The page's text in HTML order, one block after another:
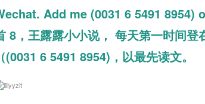
Add me (0031 6 5491
8，王露露小小说， 每天第一时间
（(0031 6 5491 8954)，以最先读文。